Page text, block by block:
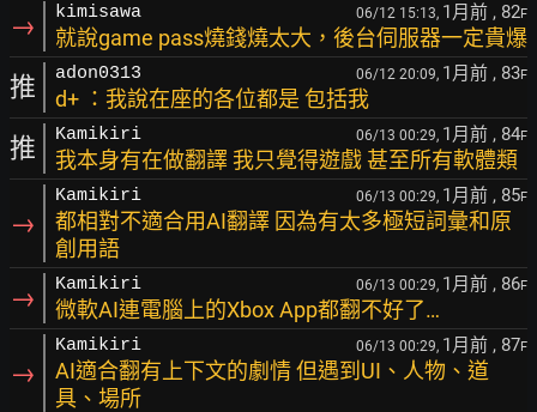
→ kimisawa 06/12 15:13, 1月前 , 82F
就說game pass燒錢燒太大，後台伺服器一定貴爆
推 adon0313 06/12 20:09, 1月前 , 83F
d+ ：我說在座的各位都是 包括我
推 Kamikiri 06/13 00:29, 1月前 , 84F
我本身有在做翻譯 我只覺得遊戲 甚至所有軟體類
→
Kamikiri 06/13 00:29, 1月前 , 85F
都相對不適合用AI翻譯 因為有太多極短詞彙和原
創用語
→ Kamikiri 06/13 00:29, 1月前 , 86F
微軟AI連電腦上的Xbox App都翻不好了…
→
Kamikiri 06/13 00:29, 1月前 , 87F
AI適合翻有上下文的劇情 但遇到UI、人物、道
具、場所